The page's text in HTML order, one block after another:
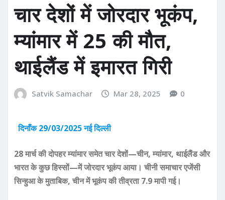
चार देशों में जोरदार भूकंप,
म्यांमार में 25 की मौत,
थाईलैंड में इमारत गिरी
Satvik Samachar Mar 28, 2025 0
दिनाँक 29/03/2025 नई दिल्ली
28 मार्च की दोपहर म्यांमार समेत चार देशों—चीन, म्यांमार, थाईलैंड और
भारत के कुछ हिस्सों—में जोरदार भूकंप आया। चीनी समाचार एजेंसी
सिन्हुआ के मुताबिक, चीन में भूकंप की तीव्रता 7.9 मापी गई।